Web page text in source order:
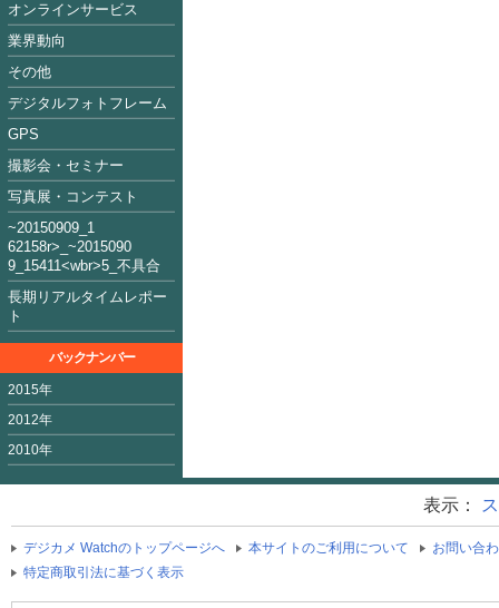
オンラインサービス
業界動向
その他
デジタルフォトフレーム
GPS
撮影会・セミナー
写真展・コンテスト
~20150909_1
62158r>_~2015090
9_15411<wbr>5_不具合
長期リアルタイムレポー
ト
バックナンバー
2015年
2012年
2010年
表示：
デジカメ Watchのトップページへ 本サイトのご利用について
お問い合
特定商取引法に基づく表示